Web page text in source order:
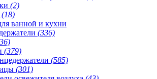
(2)
(18)
ванной и кухни
(336)
(379)
(585)
(301)